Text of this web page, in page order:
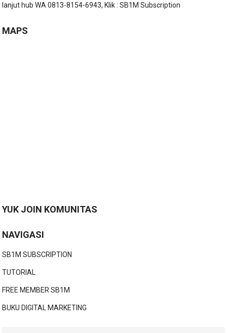
lanjut hub WA 0813-8154-6943, Klik :SB1M Subscription
MAPS
YUK JOIN KOMUNITAS
NAVIGASI
SB1M SUBSCRIPTION
TUTORIAL
FREE MEMBER SB1M
BUKU DIGITAL MARKETING